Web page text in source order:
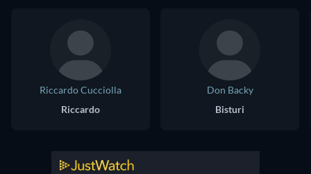
Riccardo Cucciolla
Riccardo
Don Backy
Bisturi